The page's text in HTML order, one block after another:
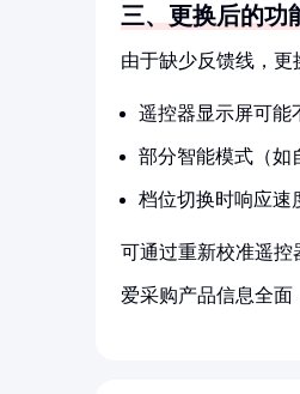
三、更换后的功
由于缺少反馈线，更
遥控器显示屏可能
部分智能模式（如
档位切换时响应速
可通过重新校准遥控
爱采购产品信息全